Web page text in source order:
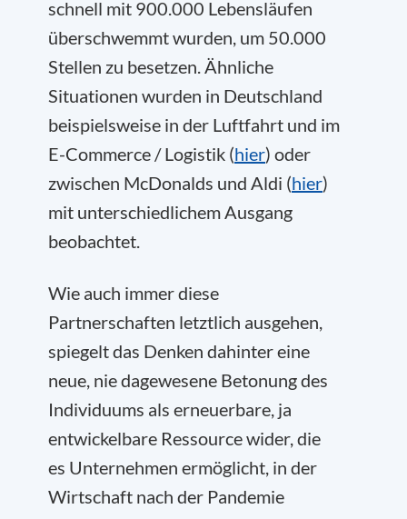
schnell mit 900.000 Lebensläufen
überschwemmt wurden, um 50.000
Stellen zu besetzen. Ähnliche
Situationen wurden in Deutschland
beispielsweise in der Luftfahrt und im
E-Commerce / Logistik (hier) oder
zwischen McDonalds und Aldi (hier)
mit unterschiedlichem Ausgang
beobachtet.
Wie auch immer diese
Partnerschaften letztlich ausgehen,
spiegelt das Denken dahinter eine
neue, nie dagewesene Betonung des
Individuums als erneuerbare, ja
entwickelbare Ressource wider, die
es Unternehmen ermöglicht, in der
Wirtschaft nach der Pandemie